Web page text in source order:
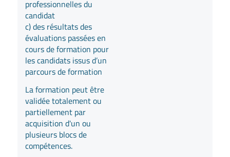
professionnelles du
candidat
c) des résultats des
évaluations passées en
cours de formation pour
les candidats issus d’un
parcours de formation
La formation peut être
validée totalement ou
partiellement par
acquisition d'un ou
plusieurs blocs de
compétences.